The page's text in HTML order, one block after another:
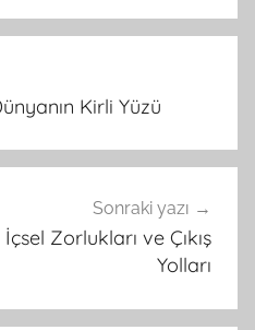
Kirli Yüzü
Sonraki yazı
Zorlukları ve Çıkış
Yolları